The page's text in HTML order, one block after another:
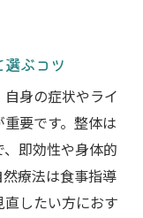
ぶコツ
身の症状やライ
要です。整体は
即効性や身体的
療法は食事指導
したい方におす